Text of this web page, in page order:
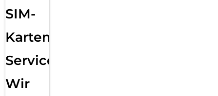
SIM-
Karten
Service:
Wir